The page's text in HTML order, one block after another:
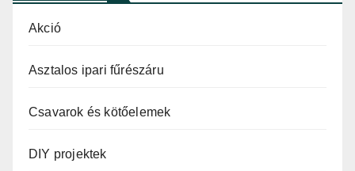
Akció
Asztalos ipari fűrészáru
Csavarok és kötőelemek
DIY projektek